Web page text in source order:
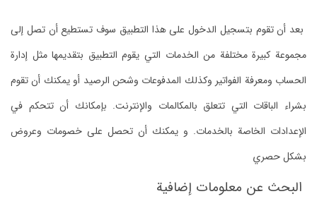
بعد أن تقوم بتسجيل الدخول على هذا التطبيق سوف تستطيع أن تصل إلى
مجموعة كبيرة مختلفة من الخدمات التي يقوم التطبيق بتقديمها مثل إدارة
الحساب ومعرفة الفواتير وكذلك المدفوعات وشحن الرصيد أو يمكنك أن تقوم
بشراء الباقات التي تتعلق بالمكالمات والإنترنت. بإمكانك أن تتحكم في
الإعدادات الخاصة بالخدمات. و يمكنك أن تحصل على خصومات وعروض
بشكل حصري
البحث عن معلومات إضافية